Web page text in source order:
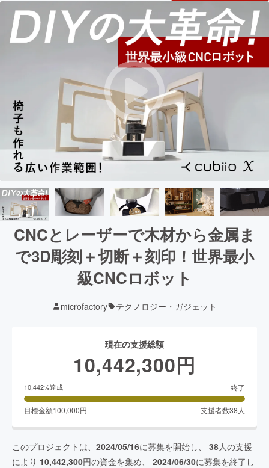
CNCとレーザーで木材から金属ま
で3D彫刻＋切断＋刻印！世界最小
級CNCロボット
microfactory テクノロジー・ガジェット
現在の支援総額
10,442,300円
10,442%達成 終了
目標金額100,000円 支援者数38 人
このプロジェクトは、 2024/05/16に募集を開始し、 38人の支援
により 10,442,300円の資金を集め、 2024/06/30に募集を終了し